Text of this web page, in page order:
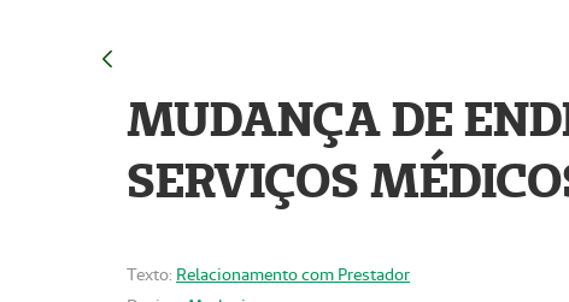
MUDANÇA DE
SERVIÇOS
Texto: Relacionamento com Prestador